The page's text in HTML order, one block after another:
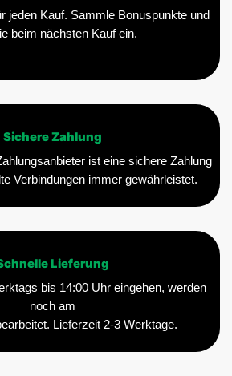
jeden Kauf. Sammle Bonuspunkte und
beim nächsten Kauf ein.
Sichere Zahlung
ist eine sichere Zahlung
Verbindungen immer gewährleistet.
Lieferung
bis 14:00 Uhr eingehen, werden
noch am
Lieferzeit 2-3 Werktage.